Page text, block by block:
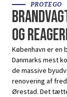
PROTEGO
og
København er en
Danmarks mest
de massive
renovering af
Ørestad. Det